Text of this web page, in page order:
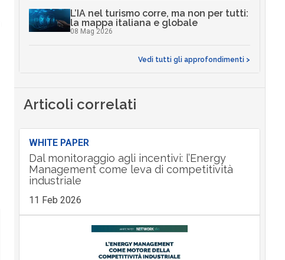
L’IA nel turismo corre, ma non per tutti:
la mappa italiana e globale
08 Mag 2026
Vedi tutti gli approfondimenti >
Articoli correlati
WHITE PAPER
Dal monitoraggio agli incentivi: l’Energy
Management come leva di competitività
industriale
11 Feb 2026